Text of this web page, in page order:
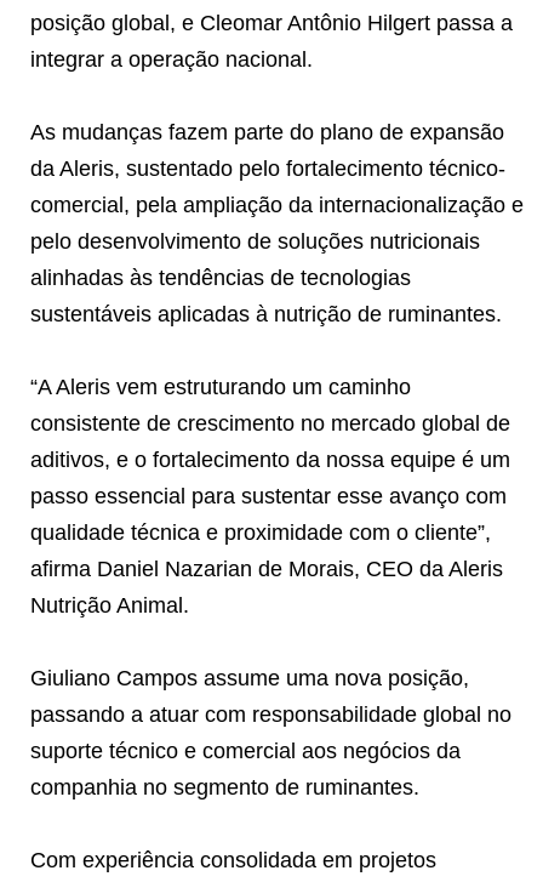
posição global, e Cleomar Antônio Hilgert passa a
integrar a operação nacional.
As mudanças fazem parte do plano de expansão
da Aleris, sustentado pelo fortalecimento técnico-
comercial, pela ampliação da internacionalização e
pelo desenvolvimento de soluções nutricionais
alinhadas às tendências de tecnologias
sustentáveis aplicadas à nutrição de ruminantes.
“A Aleris vem estruturando um caminho
consistente de crescimento no mercado global de
aditivos, e o fortalecimento da nossa equipe é um
passo essencial para sustentar esse avanço com
qualidade técnica e proximidade com o cliente”,
afirma Daniel Nazarian de Morais, CEO da Aleris
Nutrição Animal.
Giuliano Campos assume uma nova posição,
passando a atuar com responsabilidade global no
suporte técnico e comercial aos negócios da
companhia no segmento de ruminantes.
Com experiência consolidada em projetos